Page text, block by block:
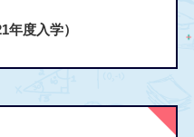
年度入学）